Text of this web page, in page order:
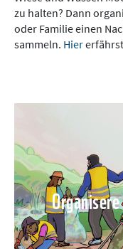
zu halten? Dann
oder Familie einen
sammeln. Hier